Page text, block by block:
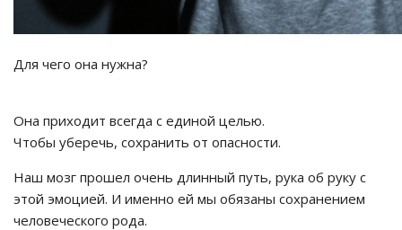
Для чего она нужна?
Она приходит всегда с единой целью.
Чтобы уберечь, сохранить от опасности.
Наш мозг прошел очень длинный путь, рука об руку с
этой эмоцией. И именно ей мы обязаны сохранением
человеческого рода.